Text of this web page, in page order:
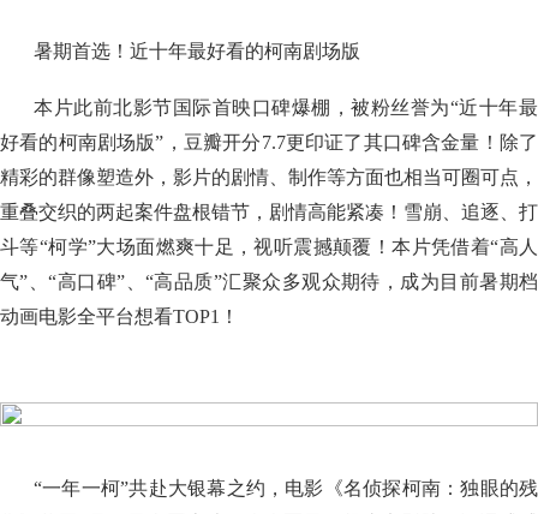
暑期首选！近十年最好看的柯南剧场版
本片此前北影节国际首映口碑爆棚，被粉丝誉为“近十年最
好看的柯南剧场版”，豆瓣开分7.7更印证了其口碑含金量！除了
精彩的群像塑造外，影片的剧情、制作等方面也相当可圈可点，
重叠交织的两起案件盘根错节，剧情高能紧凑！雪崩、追逐、打
斗等“柯学”大场面燃爽十足，视听震撼颠覆！本片凭借着“高人
气”、“高口碑”、“高品质”汇聚众多观众期待，成为目前暑期档
动画电影全平台想看TOP1！
“一年一柯”共赴大银幕之约，电影《名侦探柯南：独眼的残